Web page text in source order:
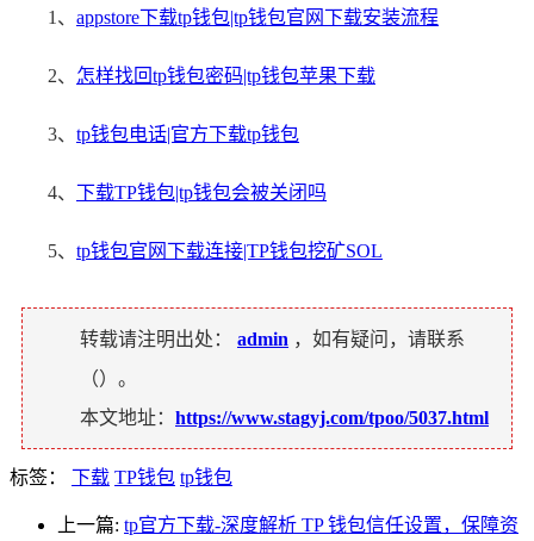
1、 appstore下载tp钱包|tp钱包官网下载安装流程
2、 怎样找回tp钱包密码|tp钱包苹果下载
3、 tp钱包电话|官方下载tp钱包
4、 下载TP钱包|tp钱包会被关闭吗
5、 tp钱包官网下载连接|TP钱包挖矿SOL
转载请注明出处： admin ，如有疑问，请联系
（）。
本文地址： https://www.stagyj.com/tpoo/5037.html
标签： 下载 TP钱包 tp钱包
上一篇: tp官方下载-深度解析 TP 钱包信任设置，保障资